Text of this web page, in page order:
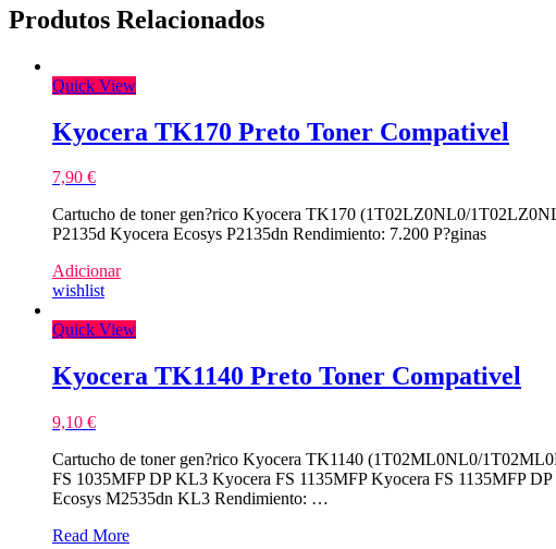
Produtos Relacionados
Quick View
Kyocera TK170 Preto Toner Compativel
7,90 €
Cartucho de toner gen?rico Kyocera TK170 (1T02LZ0NL0/
P2135d Kyocera Ecosys P2135dn Rendimiento: 7.200 P?ginas
Adicionar
wishlist
Quick View
Kyocera TK1140 Preto Toner Compativel
9,10 €
Cartucho de toner gen?rico Kyocera TK1140 (1T02ML0NL0/
FS 1035MFP DP KL3 Kyocera FS 1135MFP Kyocera FS 1135MFP
Ecosys M2535dn KL3 Rendimiento: …
Kyocera
Read More